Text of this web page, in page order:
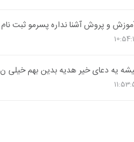
و پروش آشنا نداره پسرمو ثبت
یه دعای خیر هدیه بدین بهم خیلی